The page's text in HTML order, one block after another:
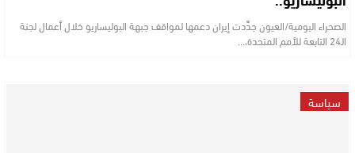
الصحراء اليومية/العيون جدَّدت إيران دعمها لمواقف جبهة البوليساريو خلال أعمال لجنة
الـ24 التابعة للأمم المتحدة،…
سياسة